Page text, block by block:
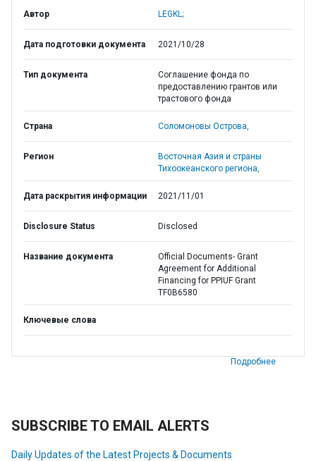
Автор LEGKL;
Дата подготовки документа 2021/10/28
Тип документа
Соглашение фонда по
предоставлению грантов или
трастового фонда
Страна Соломоновы Острова,
Регион
Восточная Азия и страны
Тихоокеанского региона,
Дата раскрытия информации 2021/11/01
Disclosure Status Disclosed
Название документа
Official Documents- Grant
Agreement for Additional
Financing for PPIUF Grant
TF0B6580
Ключевые слова
Подробнее
SUBSCRIBE TO EMAIL ALERTS
Daily Updates of the Latest Projects & Documents